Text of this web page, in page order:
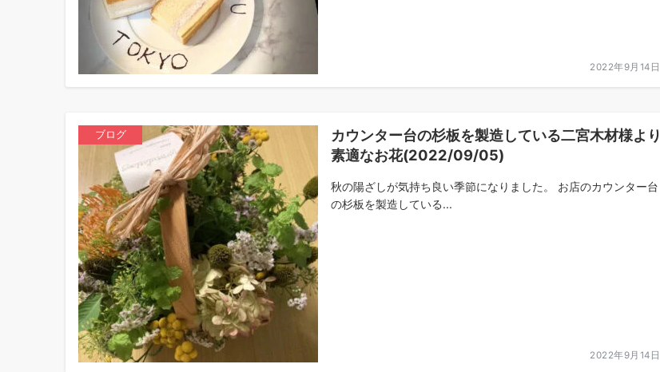
2022年9月14日
ブログ
カウンター台の杉板を製造している二宮木材様より
素適なお花(2022/09/05)
秋の陽ざしが気持ち良い季節になりました。 お店のカウンター台
の杉板を製造している...
2022年9月14日